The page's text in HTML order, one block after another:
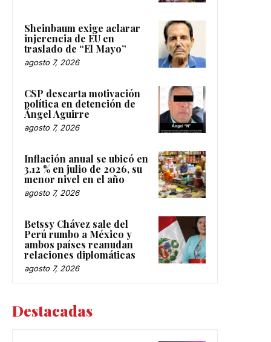
Sheinbaum exige aclarar
injerencia de EU en
traslado de “El Mayo”
agosto 7, 2026
CSP descarta motivación
política en detención de
Ángel Aguirre
agosto 7, 2026
Inflación anual se ubicó en
3.12 % en julio de 2026, su
menor nivel en el año
agosto 7, 2026
Betssy Chávez sale del
Perú rumbo a México y
ambos países reanudan
relaciones diplomáticas
agosto 7, 2026
Destacadas